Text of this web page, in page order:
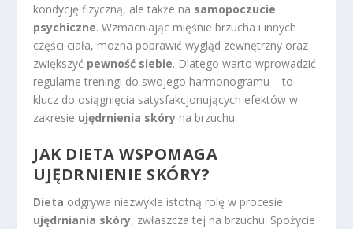
kondycję fizyczną, ale także na samopoczucie
psychiczne. Wzmacniając mięśnie brzucha i innych
części ciała, można poprawić wygląd zewnętrzny oraz
zwiększyć pewność siebie. Dlatego warto wprowadzić
regularne treningi do swojego harmonogramu – to
klucz do osiągnięcia satysfakcjonujących efektów w
zakresie ujędrnienia skóry na brzuchu.
JAK DIETA WSPOMAGA
UJĘDRNIENIE SKÓRY?
Dieta odgrywa niezwykle istotną rolę w procesie
ujędrniania skóry, zwłaszcza tej na brzuchu. Spożycie